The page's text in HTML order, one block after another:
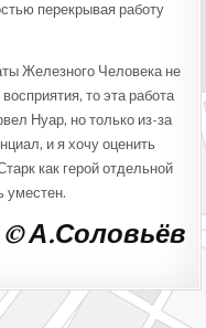
перекрывая работу
Железного Человека не
то эта работа
Нуар, но только из-за
и я хочу оценить
как герой отдельной
уместен.
© А.Соловьёв